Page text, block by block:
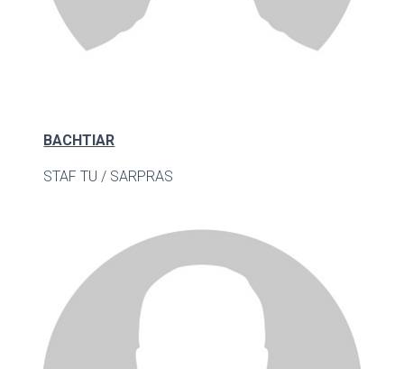
BACHTIAR
STAF TU / SARPRAS